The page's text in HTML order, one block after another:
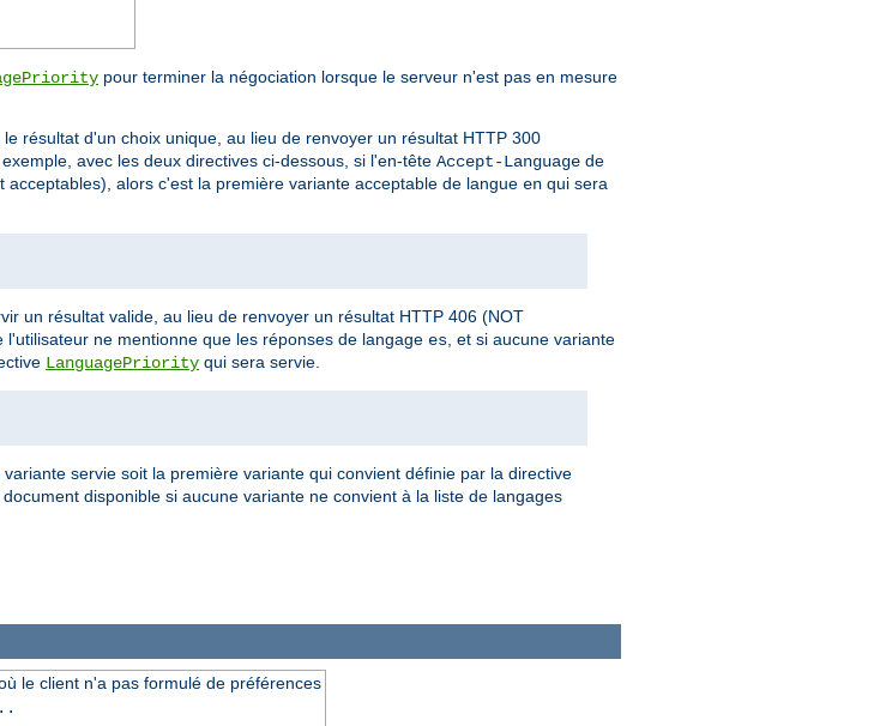
pour terminer la négociation lorsque le serveur n'est pas en mesure
le résultat d'un choix unique, au lieu de renvoyer un résultat HTTP 300
avec les deux directives ci-dessous, si l'en-tête Accept-Language de
acceptables), alors c'est la première variante acceptable de langue en qui sera
un résultat valide, au lieu de renvoyer un résultat HTTP 406 (NOT
l'utilisateur ne mentionne que les réponses de langage es , et si aucune variante
LanguagePriority qui sera servie.
servie soit la première variante qui convient définie par la directive
disponible si aucune variante ne convient à la liste de langages
le client n'a pas formulé de préférences